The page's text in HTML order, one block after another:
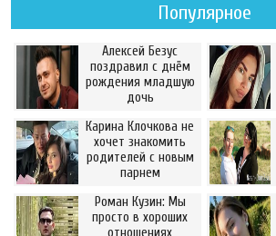
Популярное
Алексей Безус
поздравил с днём
рождения младшую
дочь
Карина Клочкова не
хочет знакомить
родителей с новым
парнем
Роман Кузин: Мы
просто в хороших